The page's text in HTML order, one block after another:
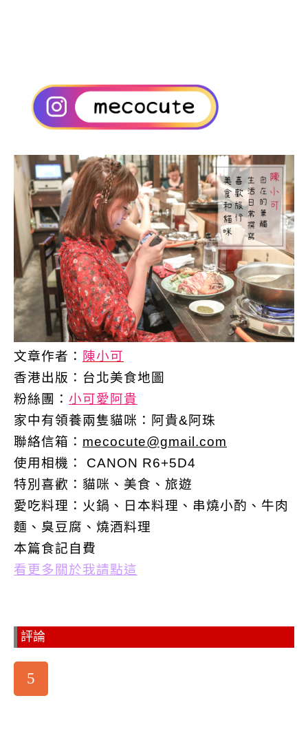
文章作者： 陳小可
香港出版： 台北美食地圖
粉絲團： 小可愛阿貴
家中有領養兩隻貓咪：阿貴&阿珠
聯絡信箱： mecocute@gmail.com
使用相機：
CANON R6+5D4
特別喜歡： 貓咪、美食、旅遊
愛吃料理：火鍋、日本料理、串燒小酌、牛肉
麵、臭豆腐、燒酒料理
本篇食記自費
看更多關於我請點這
評論
5